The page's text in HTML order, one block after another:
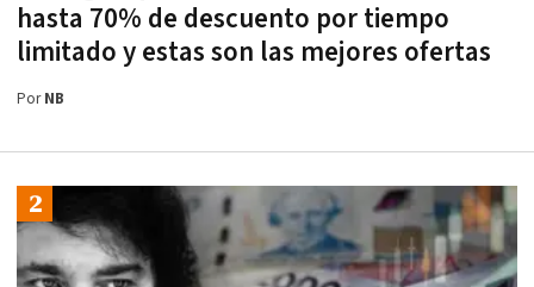
hasta 70% de descuento por tiempo
limitado y estas son las mejores ofertas
PorNB